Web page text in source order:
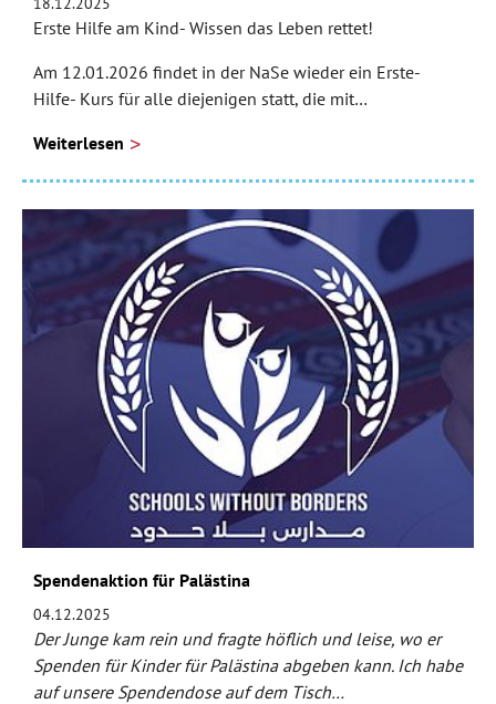
Erste Hilfe am Kind- Wissen das Leben rettet!
Am 12.01.2026 findet in der NaSe wieder ein Erste-
Hilfe- Kurs für alle diejenigen statt, die mit…
Weiterlesen
Spendenaktion für Palästina
04.12.2025
Der Junge kam rein und fragte höflich und leise, wo er
Spenden für Kinder für Palästina abgeben kann. Ich habe
auf unsere Spendendose auf dem Tisch…